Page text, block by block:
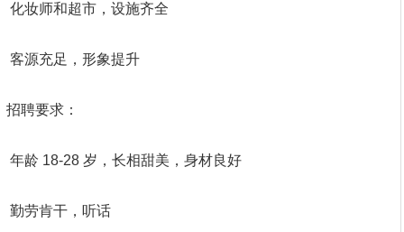
化妆师和超市，设施齐全
客源充足，形象提升
招聘要求：
年龄 18-28 岁，长相甜美，身材良好
勤劳肯干，听话